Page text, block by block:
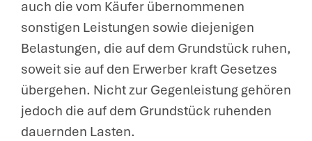
auch die vom Käufer übernommenen
sonstigen Leistungen sowie diejenigen
Belastungen, die auf dem Grundstück ruhen,
soweit sie auf den Erwerber kraft Gesetzes
übergehen. Nicht zur Gegenleistung gehören
jedoch die auf dem Grundstück ruhenden
dauernden Lasten.